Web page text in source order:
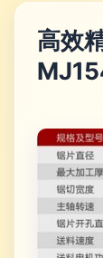
高效